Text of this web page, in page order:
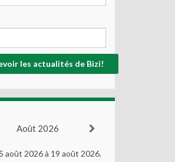
Août 2026
août 2026 à 19 août 2026.